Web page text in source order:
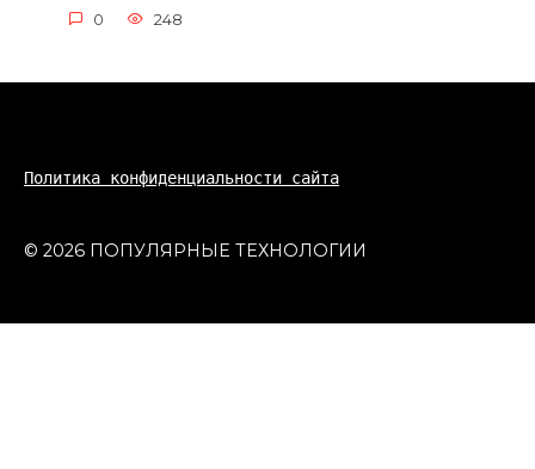
0 248
Политика конфиденциальности сайта
© 2026 ПОПУЛЯРНЫЕ ТЕХНОЛОГИИ